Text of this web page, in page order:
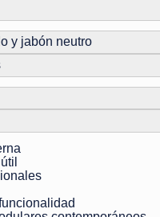
y jabón neutro